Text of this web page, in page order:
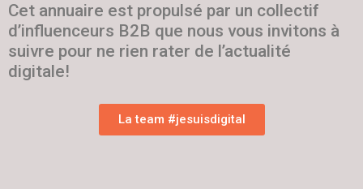
Cet annuaire est propulsé par un collectif
d’influenceurs B2B que nous vous invitons à
suivre pour ne rien rater de l’actualité
digitale!
La team #jesuisdigital